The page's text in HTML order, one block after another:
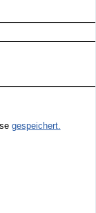
gespeichert.